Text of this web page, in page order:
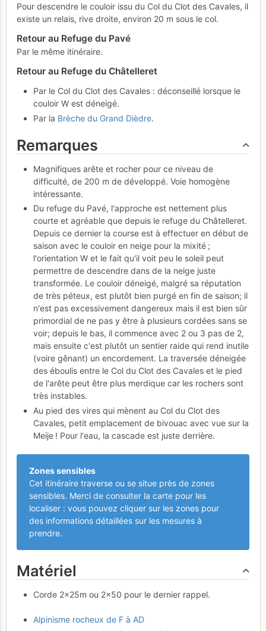
Pour descendre le couloir issu du Col du Clot des Cavales, il
existe un relais, rive droite, environ 20 m sous le col.
Retour au Refuge du Pavé
Par le même itinéraire.
Retour au Refuge du Châtelleret
Par le Col du Clot des Cavales : déconseillé lorsque le
couloir W est déneigé.
Par la Brèche du Grand Dièdre.
Remarques
Magnifiques arête et rocher pour ce niveau de
difficulté, de 200 m de développé. Voie homogène
intéressante.
Du refuge du Pavé, l'approche est nettement plus
courte et agréable que depuis le refuge du Châtelleret.
Depuis ce dernier la course est à effectuer en début de
saison avec le couloir en neige pour la mixité ;
l'orientation W et le fait qu'il voit peu le soleil peut
permettre de descendre dans de la neige juste
transformée. Le couloir déneigé, malgré sa réputation
de très péteux, est plutôt bien purgé en fin de saison; il
n'est pas excessivement dangereux mais il est bien sûr
primordial de ne pas y être à plusieurs cordées sans se
voir; depuis le bas, il commence avec 2 ou 3 pas de 2,
mais ensuite c'est plutôt un sentier raide qui rend inutile
(voire gênant) un encordement. La traversée déneigée
des éboulis entre le Col du Clot des Cavales et le pied
de l'arête peut être plus merdique car les rochers sont
très instables.
Au pied des vires qui mènent au Col du Clot des
Cavales, petit emplacement de bivouac avec vue sur la
Meije ! Pour l'eau, la cascade est juste derrière.
Zones sensibles
Cet itinéraire traverse ou se situe près de zones
sensibles. Merci de consulter la carte pour les
localiser : vous pouvez cliquer sur les zones pour
des informations détaillées sur les mesures à
prendre.
Matériel
Corde 2×25m ou 2×50 pour le dernier rappel.
Alpinisme rocheux de F à AD